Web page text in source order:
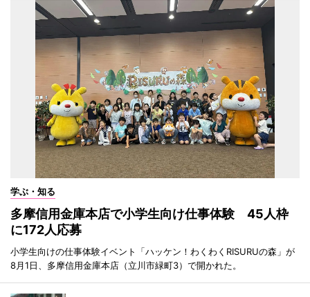
学ぶ・知る
多摩信用金庫本店で小学生向け仕事体験 45人枠
に172人応募
小学生向けの仕事体験イベント「ハッケン！わくわくRISURUの森」が
8月1日、多摩信用金庫本店（立川市緑町3）で開かれた。